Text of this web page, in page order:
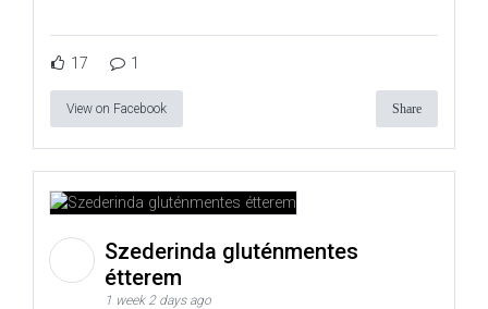
17 1
View on Facebook Share
Szederinda gluténmentes
étterem
1 week 2 days ago